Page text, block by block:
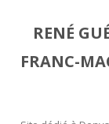
RENÉ
FRANC-